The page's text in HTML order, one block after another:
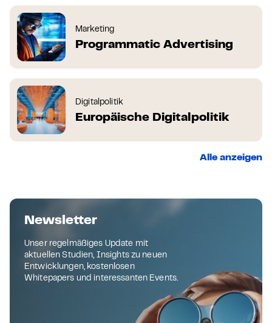
Marketing
Programmatic Advertising
Digitalpolitik
Europäische Digitalpolitik
Alle anzeigen
Newsletter
Unser regelmäßiges Update mit
aktuellen Studien, Insights zu neuen
Entwicklungen, kostenlosen
Whitepapers und interessanten Events.